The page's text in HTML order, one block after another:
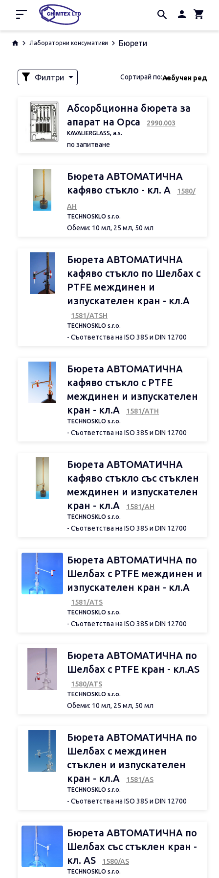
Начало
За нас
Контакти
Лабораторни консумативи Бюрети
Филтри
Наличност
Сортирай по:Азбучен ред
Абсорбционна бюрета за
апарат на Орса
2990.003
KAVALIERGLASS, a.s.
по запитване
Бюрета АВТОМАТИЧНА
кафяво стъкло - кл. А
1580/
АН
TECHNOSKLO s.r.o.
Обеми: 10 мл, 25 мл, 50 мл
Бюрета АВТОМАТИЧНА
кафяво стъкло по Шелбах с
PTFE междинен и
изпускателен кран - кл.А
1581/АТSН
TECHNOSKLO s.r.o.
- Съответства на ISO 385 и DIN 12700
- Ключов спирателен стъклен кран
- Шлиф конус NS 29/32
- Бяла градуировка
Бюрета АВТОМАТИЧНА
кафяво стъкло с PTFE
междинен и изпускателен
кран - кл.А
1581/АТН
TECHNOSKLO s.r.o.
- Съответства на ISO 385 и DIN 12700
- Ключов спирателен стъклен кран
- Шлиф конус NS 29/32
- Бяла градуировка
Бюрета АВТОМАТИЧНА
кафяво стъкло със стъклен
междинен и изпускателен
кран - кл.А
1581/АН
TECHNOSKLO s.r.o.
- Съответства на ISO 385 и DIN 12700
- Ключов спирателен стъклен кран
- Шлиф конус NS 29/32
- Бяла градуировка
Бюрета АВТОМАТИЧНА по
Шелбах с PTFE междинен и
изпускателен кран - кл.А
1581/АТS
TECHNOSKLO s.r.o.
- Съответства на ISO 385 и DIN 12700
- Ключов спирателен PTFE кран
- Шлиф конус NS 29/32
- Градуировка по Шелбах
Бюрета АВТОМАТИЧНА по
Шелбах с PTFE кран - кл.АS
1580/ATS
TECHNOSKLO s.r.o.
Обеми: 10 мл, 25 мл, 50 мл
Бюрета АВТОМАТИЧНА по
Шелбах с междинен
стъклен и изпускателен
кран - кл.А
1581/АS
TECHNOSKLO s.r.o.
- Съответства на ISO 385 и DIN 12700
- Ключов спирателен стъклен кран
- Шлиф NS 29/32
- Градуировка по Шелбах
Обеми: 10 мл, 25 мл, 50 мл, 100 мл
Бюрета АВТОМАТИЧНА по
Шелбах със стъклен кран -
кл. AS
1580/AS
TECHNOSKLO s.r.o.